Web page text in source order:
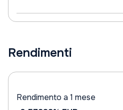
Rendimenti
Rendimento a 1 mese